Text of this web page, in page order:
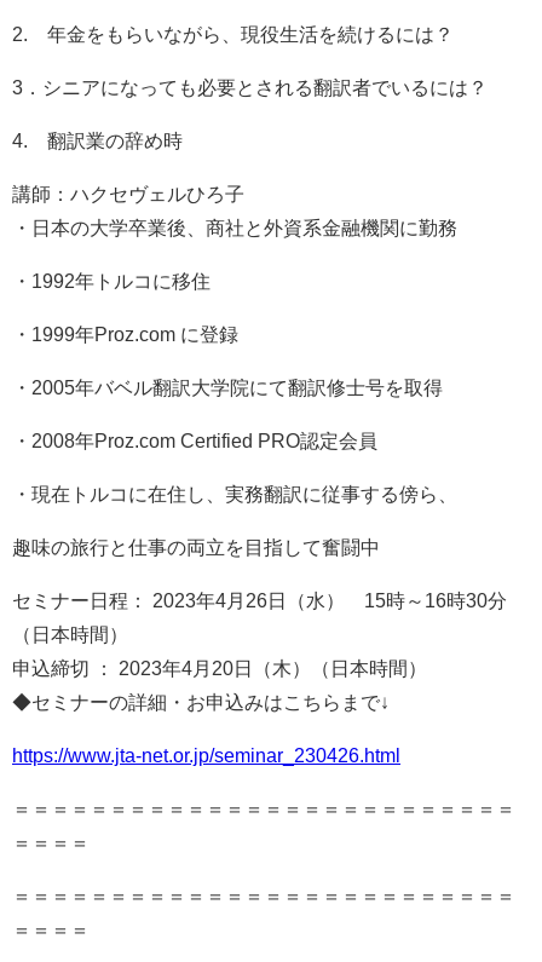
2. 年金をもらいながら、現役生活を続けるには？
3．シニアになっても必要とされる翻訳者でいるには？
4. 翻訳業の辞め時
講師：ハクセヴェルひろ子
・日本の大学卒業後、商社と外資系金融機関に勤務
・1992年トルコに移住
・1999年Proz.com に登録
・2005年バベル翻訳大学院にて翻訳修士号を取得
・2008年Proz.com Certified PRO認定会員
・現在トルコに在住し、実務翻訳に従事する傍ら、
趣味の旅行と仕事の両立を目指して奮闘中
セミナー日程： 2023年4月26日（水） 15時～16時30分
（日本時間）
申込締切 ： 2023年4月20日（木）（日本時間）
◆セミナーの詳細・お申込みはこちらまで↓
https://www.jta-net.or.jp/seminar_230426.html
＝＝＝＝＝＝＝＝＝＝＝＝＝＝＝＝＝＝＝＝＝＝＝＝＝＝
＝＝＝＝
＝＝＝＝＝＝＝＝＝＝＝＝＝＝＝＝＝＝＝＝＝＝＝＝＝＝
＝＝＝＝